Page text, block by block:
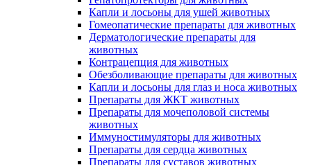
Капли и лосьоны для ушей животных
Гомеопатические препараты для животных
Дерматологические препараты для
животных
Контрацепция для животных
Обезболивающие препараты для животных
Капли и лосьоны для глаз и носа животных
Препараты для ЖКТ животных
Препараты для мочеполовой системы
животных
Иммуностимуляторы для животных
Препараты для сердца животных
Препараты для суставов животных